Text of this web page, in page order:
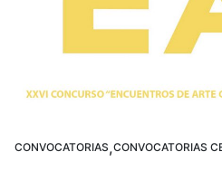
CONVOCATORIAS,CONVOCATORIAS